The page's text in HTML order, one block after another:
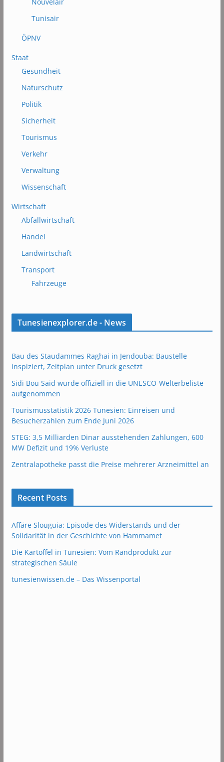
Tunisair
ÖPNV
Staat
Gesundheit
Naturschutz
Politik
Sicherheit
Tourismus
Verkehr
Verwaltung
Wissenschaft
Wirtschaft
Abfallwirtschaft
Handel
Landwirtschaft
Transport
Fahrzeuge
Tunesienexplorer.de - News
Bau des Staudammes Raghai in Jendouba: Baustelle
inspiziert, Zeitplan unter Druck gesetzt
Sidi Bou Said wurde offiziell in die UNESCO-Welterbeliste
aufgenommen
Tourismusstatistik 2026 Tunesien: Einreisen und
Besucherzahlen zum Ende Juni 2026
STEG: 3,5 Milliarden Dinar ausstehenden Zahlungen, 600
MW Defizit und 19% Verluste
Zentralapotheke passt die Preise mehrerer Arzneimittel an
Recent Posts
Affäre Slouguia: Episode des Widerstands und der
Solidarität in der Geschichte von Hammamet
Die Kartoffel in Tunesien: Vom Randprodukt zur
strategischen Säule
tunesienwissen.de – Das Wissenportal